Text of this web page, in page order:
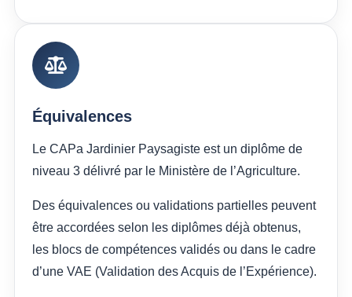
Équivalences
Le CAPa Jardinier Paysagiste est un diplôme de
niveau 3 délivré par le Ministère de l’Agriculture.
Des équivalences ou validations partielles peuvent
être accordées selon les diplômes déjà obtenus,
les blocs de compétences validés ou dans le cadre
d’une VAE (Validation des Acquis de l’Expérience).